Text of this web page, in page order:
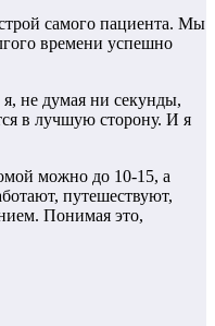
самого пациента. Мы
времени успешно
не думая ни секунды,
в лучшую сторону. И я
можно до 10-15, а
путешествуют,
Понимая это,